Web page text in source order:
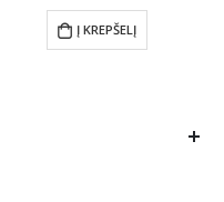
Į KREPŠELĮ